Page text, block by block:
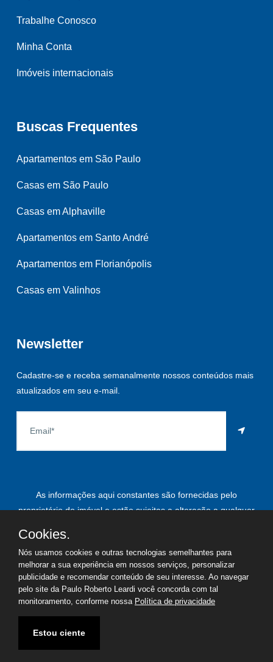
Trabalhe Conosco
Minha Conta
Imóveis internacionais
Buscas Frequentes
Apartamentos em São Paulo
Casas em São Paulo
Casas em Alphaville
Apartamentos em Santo André
Apartamentos em Florianópolis
Casas em Valinhos
Newsletter
Cadastre-se e receba semanalmente nossos conteúdos mais
atualizados em seu e-mail.
As informações aqui constantes são fornecidas pelo
proprietário do imóvel e estão sujeitas a alteração a qualquer
©2026Copyright - Paulo Roberto Leardi | Todos os direitos
reservados
Termos de uso
Cookies.
Nós usamos cookies e outras tecnologias semelhantes para
melhorar a sua experiência em nossos serviços, personalizar
publicidade e recomendar conteúdo de seu interesse. Ao navegar
pelo site da Paulo Roberto Leardi você concorda com tal
monitoramento, conforme nossa Política de privacidade
Estou ciente